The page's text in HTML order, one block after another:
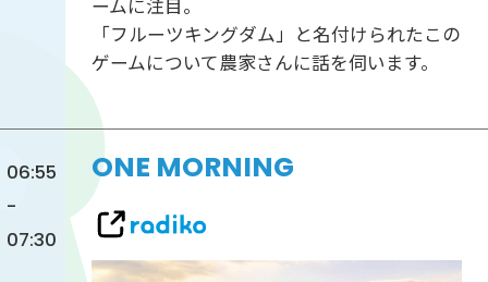
ームに注目。
「フルーツキングダム」と名付けられたこの
ゲームについて農家さんに話を伺います。
06:55
-
07:30
ONE MORNING